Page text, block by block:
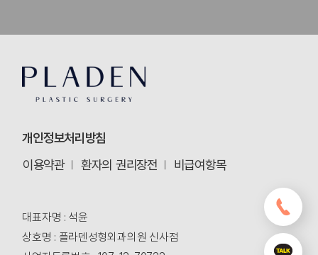
개인정보처리방침
이용약관
환자의 권리장전 비급여항목
대표자명 : 석윤
상호명 : 플라덴성형외과의원 신사점